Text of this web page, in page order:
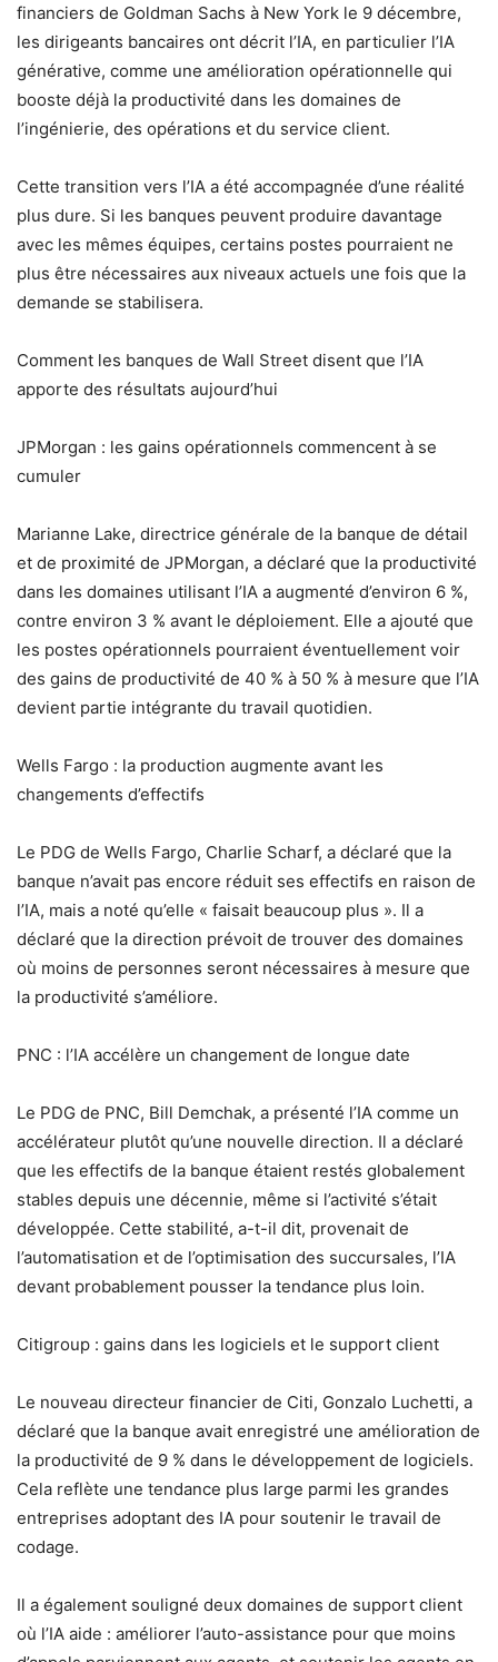
financiers de Goldman Sachs à New York le 9 décembre,
les dirigeants bancaires ont décrit l’IA, en particulier l’IA
générative, comme une amélioration opérationnelle qui
booste déjà la productivité dans les domaines de
l’ingénierie, des opérations et du service client.
Cette transition vers l’IA a été accompagnée d’une réalité
plus dure. Si les banques peuvent produire davantage
avec les mêmes équipes, certains postes pourraient ne
plus être nécessaires aux niveaux actuels une fois que la
demande se stabilisera.
Comment les banques de Wall Street disent que l’IA
apporte des résultats aujourd’hui
JPMorgan : les gains opérationnels commencent à se
cumuler
Marianne Lake, directrice générale de la banque de détail
et de proximité de JPMorgan, a déclaré que la productivité
dans les domaines utilisant l’IA a augmenté d’environ 6 %,
contre environ 3 % avant le déploiement. Elle a ajouté que
les postes opérationnels pourraient éventuellement voir
des gains de productivité de 40 % à 50 % à mesure que l’IA
devient partie intégrante du travail quotidien.
Wells Fargo : la production augmente avant les
changements d’effectifs
Le PDG de Wells Fargo, Charlie Scharf, a déclaré que la
banque n’avait pas encore réduit ses effectifs en raison de
l’IA, mais a noté qu’elle « faisait beaucoup plus ». Il a
déclaré que la direction prévoit de trouver des domaines
où moins de personnes seront nécessaires à mesure que
la productivité s’améliore.
PNC : l’IA accélère un changement de longue date
Le PDG de PNC, Bill Demchak, a présenté l’IA comme un
accélérateur plutôt qu’une nouvelle direction. Il a déclaré
que les effectifs de la banque étaient restés globalement
stables depuis une décennie, même si l’activité s’était
développée. Cette stabilité, a-t-il dit, provenait de
l’automatisation et de l’optimisation des succursales, l’IA
devant probablement pousser la tendance plus loin.
Citigroup : gains dans les logiciels et le support client
Le nouveau directeur financier de Citi, Gonzalo Luchetti, a
déclaré que la banque avait enregistré une amélioration de
la productivité de 9 % dans le développement de logiciels.
Cela reflète une tendance plus large parmi les grandes
entreprises adoptant des IA pour soutenir le travail de
codage.
Il a également souligné deux domaines de support client
où l’IA aide : améliorer l’auto-assistance pour que moins